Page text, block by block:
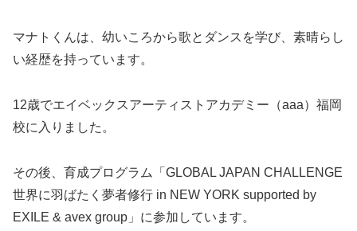
マナトくんは、幼いころから歌とダンスを学び、素晴らし
い経歴を持っています。
12歳でエイベックスアーティストアカデミー（aaa）福岡
校に入りました。
その後、育成プログラム「GLOBAL JAPAN CHALLENGE
世界に羽ばたく夢者修行 in NEW YORK supported by
EXILE & avex group」に参加しています。